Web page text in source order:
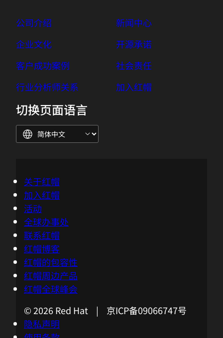
公司介绍
企业文化
客户成功案例
行业分析师关系
新闻中心
开源承诺
社会责任
加入红帽
切换页面语言
关于红帽
加入红帽
活动
全球办事处
联系红帽
红帽博客
红帽的包容性
红帽周边产品
红帽全球峰会
© 2026 Red Hat | 京ICP备09066747号
隐私声明